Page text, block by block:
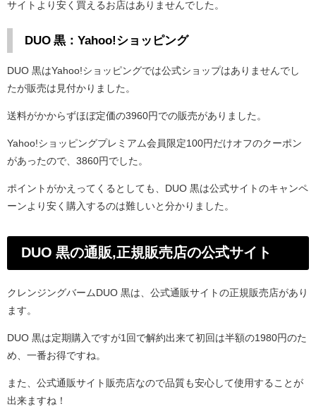
サイトより安く買えるお店はありませんでした。
DUO 黒：Yahoo!ショッピング
DUO 黒はYahoo!ショッピングでは公式ショップはありませんでし
たが販売は見付かりました。
送料がかからずほぼ定価の3960円での販売がありました。
Yahoo!ショッピングプレミアム会員限定100円だけオフのクーポン
があったので、3860円でした。
ポイントがかえってくるとしても、DUO 黒は公式サイトのキャンペ
ーンより安く購入するのは難しいと分かりました。
DUO 黒の通販,正規販売店の公式サイト
クレンジングバームDUO 黒は、公式通販サイトの正規販売店があり
ます。
DUO 黒は定期購入ですが1回で解約出来て初回は半額の1980円のた
め、一番お得ですね。
また、公式通販サイト販売店なので品質も安心して使用することが
出来ますね！